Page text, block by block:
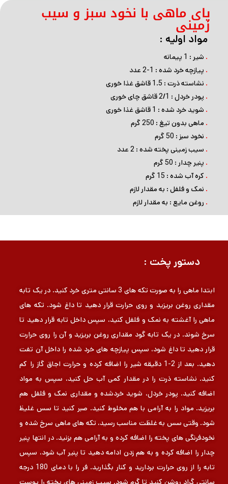
پای ماهی با نخود سبز و سیب
زمینی
مواد اولیه :
. شیر : 1 پیمانه
. پیازچه خرد شده : 1-2 عدد
. نشاسته ذرت : 1.5 قاشق غذا خوری
. پودر خردل : 2/1 قاشق چای خوری
. شوید خرد شده : 1 قاشق غذا خوری
. ماهی بدون تیغ : 250 گرم
. نخود سبز : 50 گرم
. سیب زمینی پخته شده : 2 عدد
. پنیر چدار : 50 گرم
. کره آب شده : 15 گرم
. نمک و فلفل : به مقدار لازم
. روغن مایع : به مقدار لازم
دستور پخت :
ابتدا ماهی را به صورت تکه های 3 سانتی متری خرد کنید. در یک تابه
مقداری روغن بریزید و روی حرارت قرار دهید تا داغ شود. تکه های
ماهی را آغشته به نمک و فلفل کنید، سپس داخل تابه قرار دهید تا
سرخ شوند. در یک تابه گود مقداری روغن بریزید و آن را روی حرارت
قرار دهید تا داغ شود، سپس پیازچه های خرد شده را داخل آن تفت
دهید. بعد از 2-1 دقیقه شیر را اضافه کرده و حرارت اجاق گاز را کم
کنید. نشاسته ذرت را در مقدار کمی آب حل کنید، سپس به مواد
اضافه کنید. پودر خردل، شوید خردشده و مقداری نمک و فلفل هم
بریزید. مواد را به آرامی با هم مخلوط کنید. صبر کنید تا سس غلیظ
شود. وقتی سس به غلظت مناسب رسید، تکه های ماهی سرخ شده و
نخودفرنگی های پخته را اضافه کرده و به آرامی هم بزنید. در انتها پنیر
چدار را اضافه کرده و به هم زدن ادامه دهید تا پنیر آب شود، سپس
تابه را از روی حرارت بردارید و کنار بگذارید. فر را با دمای 180 درجه
سانتی گراد روشن کنید تا گرم شود. سیب زمینی های پخته را پوست